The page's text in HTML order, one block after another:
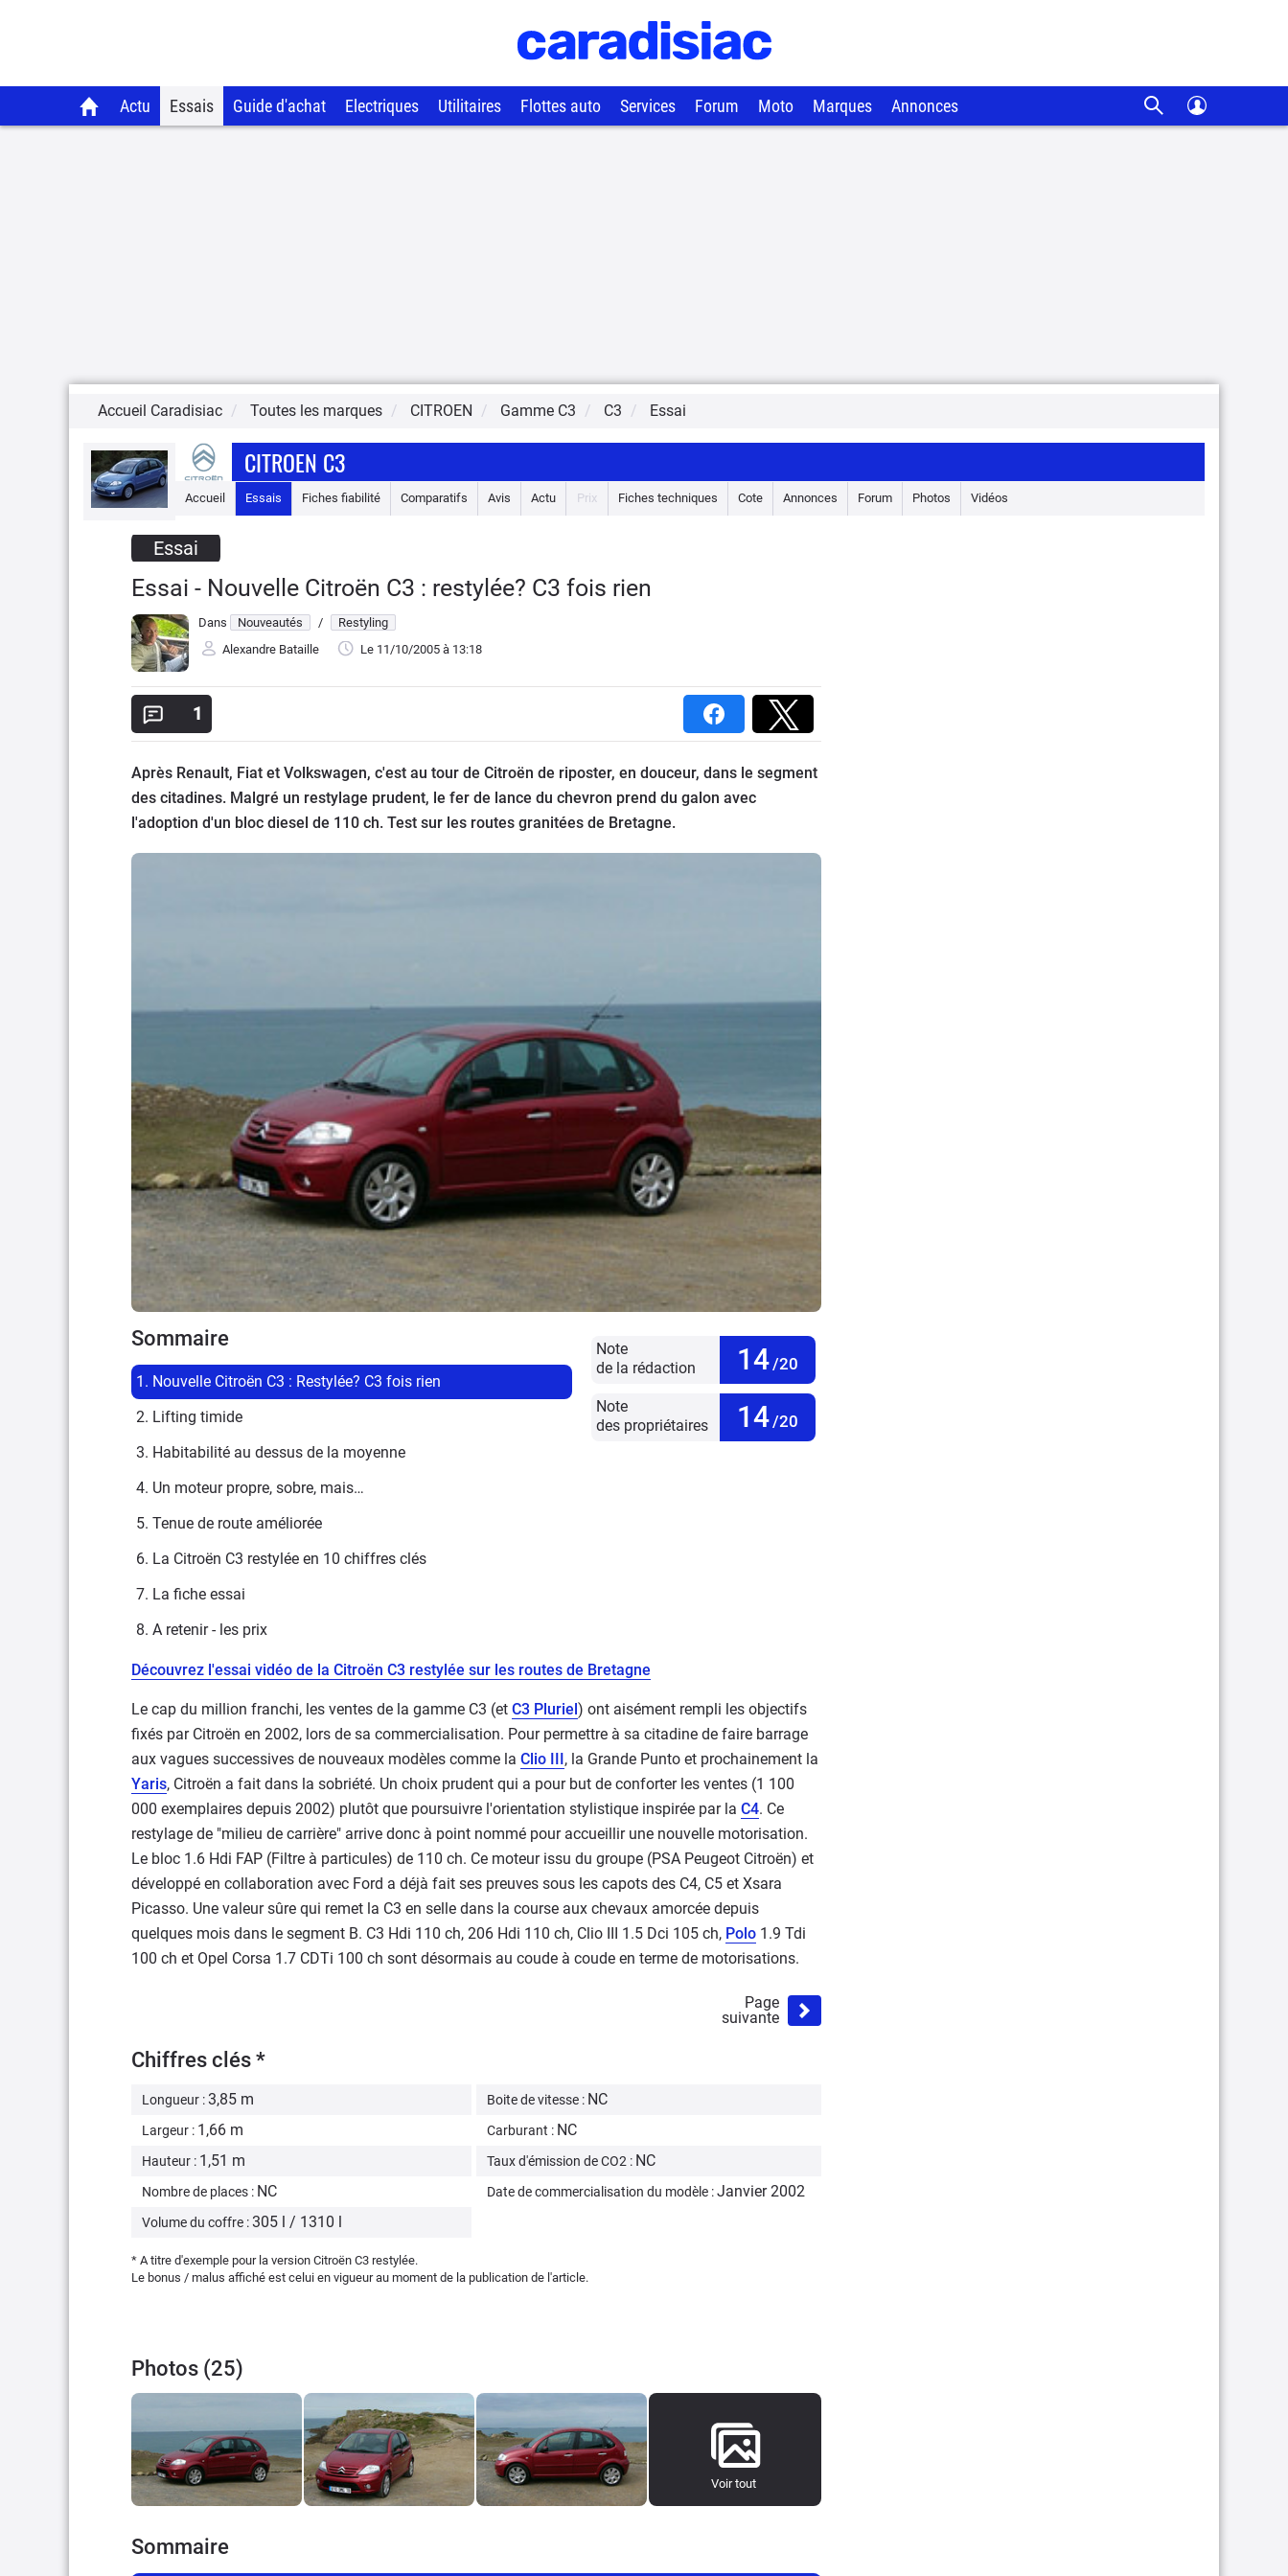
Actu Essais Guide d'achat Electriques Utilitaires Flottes auto Services Forum Moto Marques Annonces
Accueil Caradisiac Toutes les marques CITROEN Gamme C3 C3 Essai
CITROEN C3
Accueil Essais Fiches fiabilité Comparatifs Avis Actu Prix Fiches techniques Cote Annonces Forum Photos Vidéos
Essai
Essai - Nouvelle Citroën C3 : restylée? C3 fois rien
Dans Nouveautés /
Restyling
Alexandre Bataille
Le 11/10/2005 à 13:18
1
Après Renault, Fiat et Volkswagen, c'est au tour de Citroën de riposter, en douceur, dans le segment
des citadines. Malgré un restylage prudent, le fer de lance du chevron prend du galon avec
l'adoption d'un bloc diesel de 110 ch. Test sur les routes granitées de Bretagne.
Sommaire
1. Nouvelle Citroën C3 : Restylée? C3 fois rien
2. Lifting timide
3. Habitabilité au dessus de la moyenne
4. Un moteur propre, sobre, mais…
5. Tenue de route améliorée
6. La Citroën C3 restylée en 10 chiffres clés
7. La fiche essai
8. A retenir - les prix
Note
de la rédaction
14 /20
Note
des propriétaires
14 /20
Découvrez l'essai vidéo de la Citroën C3 restylée sur les routes de Bretagne
Le cap du million franchi, les ventes de la gamme C3 (et C3 Pluriel) ont aisément rempli les objectifs
fixés par Citroën en 2002, lors de sa commercialisation. Pour permettre à sa citadine de faire barrage
aux vagues successives de nouveaux modèles comme la Clio III, la Grande Punto et prochainement la
Yaris, Citroën a fait dans la sobriété. Un choix prudent qui a pour but de conforter les ventes (1 100
000 exemplaires depuis 2002) plutôt que poursuivre l'orientation stylistique inspirée par la C4. Ce
restylage de "milieu de carrière" arrive donc à point nommé pour accueillir une nouvelle motorisation.
Le bloc 1.6 Hdi FAP (Filtre à particules) de 110 ch. Ce moteur issu du groupe (PSA Peugeot Citroën) et
développé en collaboration avec Ford a déjà fait ses preuves sous les capots des C4, C5 et Xsara
Picasso. Une valeur sûre qui remet la C3 en selle dans la course aux chevaux amorcée depuis
quelques mois dans le segment B. C3 Hdi 110 ch, 206 Hdi 110 ch, Clio III 1.5 Dci 105 ch, Polo 1.9 Tdi
100 ch et Opel Corsa 1.7 CDTi 100 ch sont désormais au coude à coude en terme de motorisations.
Page
suivante
Chiffres clés *
Longueur :3,85 m
Largeur : 1,66 m
Hauteur : 1,51 m
Nombre de places : NC
Volume du coffre :305 l / 1310 l
Boite de vitesse : NC
Carburant : NC
Taux d'émission de CO2 : NC
Date de commercialisation du modèle :Janvier 2002
* A titre d'exemple pour la version Citroën C3 restylée.
Le bonus / malus affiché est celui en vigueur au moment de la publication de l'article.
Photos (25)
Voir tout
Sommaire